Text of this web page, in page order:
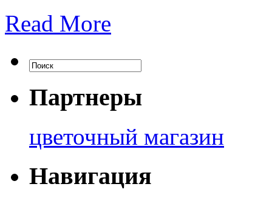
Read More
Партнеры
цветочный магазин
Навигация